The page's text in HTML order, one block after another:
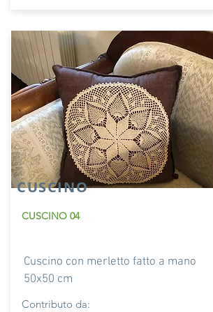
CUSCINO
CUSCINO 04
Cuscino con merletto fatto a mano
50x50 cm
Contributo da: